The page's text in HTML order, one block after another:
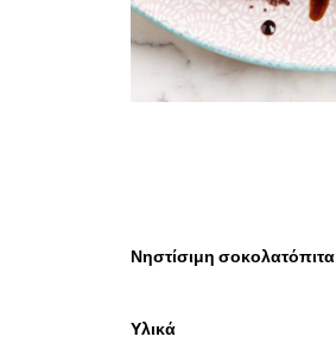
Νηστίσιμη σοκολατόπιτα
Υλικά